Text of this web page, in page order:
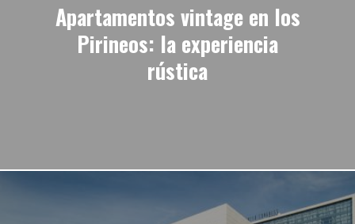
Apartamentos vintage en los
Pirineos: la experiencia
rústica